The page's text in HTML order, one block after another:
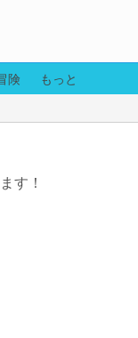
険 もっと
す！